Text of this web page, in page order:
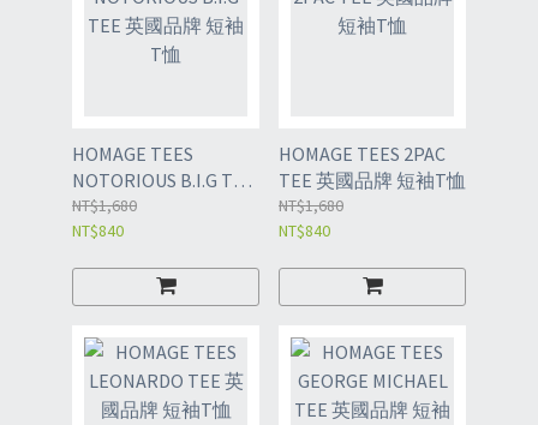
HOMAGE TEES
NOTORIOUS B.I.G TEE
英國品牌 短袖T恤
NT$1,680
NT$840
HOMAGE TEES 2PAC
TEE 英國品牌 短袖T恤
NT$1,680
NT$840